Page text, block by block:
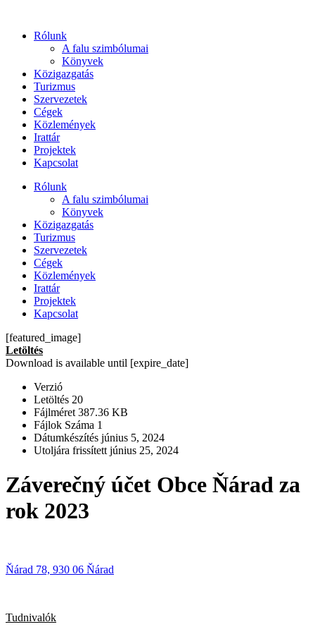
tartalomhoz
Rólunk
A falu szimbólumai
Könyvek
Közigazgatás
Turizmus
Szervezetek
Cégek
Közlemények
Irattár
Projektek
Kapcsolat
Rólunk
A falu szimbólumai
Könyvek
Közigazgatás
Turizmus
Szervezetek
Cégek
Közlemények
Irattár
Projektek
Kapcsolat
[featured_image]
Letöltés
Download is available until [expire_date]
Verzió
Letöltés 20
Fájlméret 387.36 KB
Fájlok Száma 1
Dátumkészítés június 5, 2024
Utoljára frissített június 25, 2024
Záverečný účet Obce Ňárad za
rok 2023
Ňárad 78, 930 06 Ňárad
Tudnivalók